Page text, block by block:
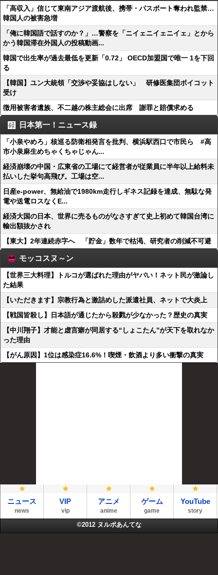
「高収入」信じて東南アジア渡航後、携帯・パスポート奪われ監禁…
韓国人の被害急増
「俺に韓国語で話すのか？」…警察を「ニイェニイェニイェ」とから
かう韓国滞在外国人の投稿動画...
韓国で出生率が過去最低を更新「0.72」 OECD加盟国で唯一 1を下回
る
【韓国】ユン大統領「交渉や妥協はしない」 研修医集団ボイコット
受け
徴用被害者遺族、不二越の株主総会に出席 謝罪と賠償求める
日本第一！ニュース録
「小泉やめろ」核巡る防衛相発言を批判、横浜駅西口で市民ら #高
市小泉麻生めちゃくちゃじゃん...
経済崩壊の中国・広東省の工場にて経営者が従業員に半年以上給料未
払いした挙句高飛び。工場は空...
日産e-power、無給油で1980km走行しギネス記録を達成、無駄な発
電や送電ロスなくE...
経済大国の日本、世界に売るものがなさすぎて史上初めて韓国台湾に
輸出額抜かされ
【東大】2年連続赤字へ 「貯金」数年で枯渇、研究者の削減不可避
モッコスヌ～ン
【世界三大料理】トルコが選ばれた理由がヤバい！ネット民が激論し
た結果
【いただきます】宗教行為と激詰めした派遣社員、ネットで大炎上
【戦国皆殺し】日本語が通じたから殺戮が少なかった？歴史の真実
【中川翔子】才能と虚言癖が同居する“しょこたん”が天下を取れなか
った理由
【がん原因】1位は感染症16.6%！喫煙・飲酒より多い衝撃の真実
ニュース
news
VIP
vip
アニメ
anime
ゲーム
game
YouTube
story
©2012 ヌルポあんてな